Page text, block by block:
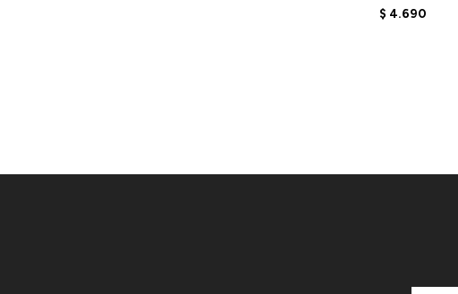
BLACK
$ 4.690